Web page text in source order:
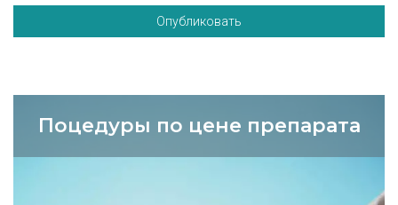
Опубликовать
Поцедуры по цене препарата